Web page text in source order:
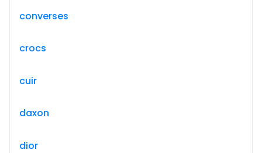
converses
crocs
cuir
daxon
dior